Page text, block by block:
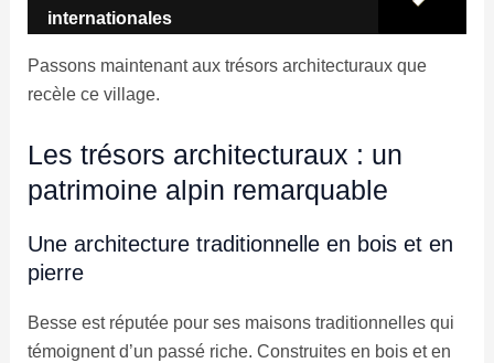
internationales
Passons maintenant aux trésors architecturaux que
recèle ce village.
Les trésors architecturaux : un
patrimoine alpin remarquable
Une architecture traditionnelle en bois et en
pierre
Besse est réputée pour ses maisons traditionnelles qui
témoignent d’un passé riche. Construites en bois et en